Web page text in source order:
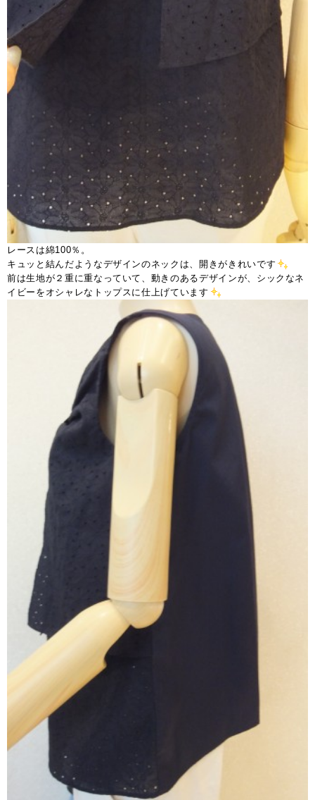
レースは綿100％。
キュッと結んだようなデザインのネックは、開きがきれいです
前は生地が２重に重なっていて、動きのあるデザインが、シックなネ
イビーをオシャレなトップスに仕上げています